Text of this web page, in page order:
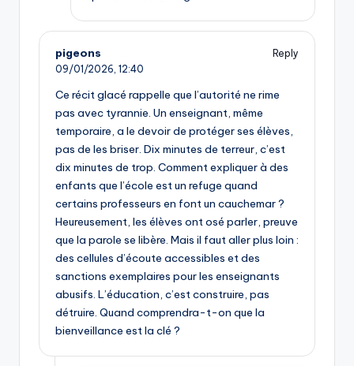
pigeons
Reply
09/01/2026, 12:40
Ce récit glacé rappelle que l’autorité ne rime
pas avec tyrannie. Un enseignant, même
temporaire, a le devoir de protéger ses élèves,
pas de les briser. Dix minutes de terreur, c’est
dix minutes de trop. Comment expliquer à des
enfants que l’école est un refuge quand
certains professeurs en font un cauchemar ?
Heureusement, les élèves ont osé parler, preuve
que la parole se libère. Mais il faut aller plus loin :
des cellules d’écoute accessibles et des
sanctions exemplaires pour les enseignants
abusifs. L’éducation, c’est construire, pas
détruire. Quand comprendra-t-on que la
bienveillance est la clé ?